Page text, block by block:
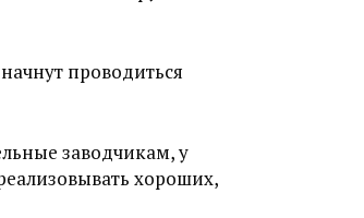
проводиться
заводчикам, у
хороших,